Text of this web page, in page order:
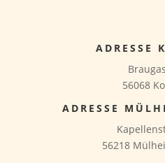
ADRESSE
56068
ADRESSE
56218